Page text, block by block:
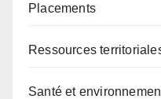
Placements
Ressources
Santé et